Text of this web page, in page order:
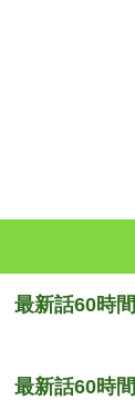
最新話60時
最新話60時